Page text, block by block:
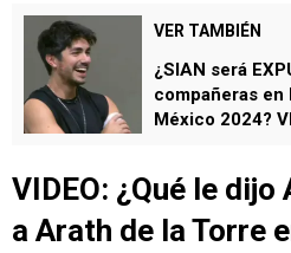
VER TAMBIÉN
¿SIAN será
compañeras en
México 2024?
VIDEO: ¿Qué le
a Arath de la Torre